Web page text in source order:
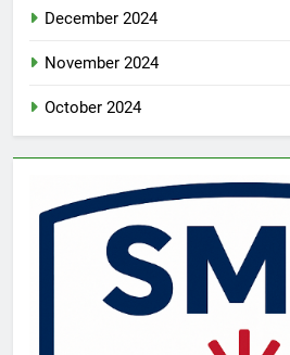
December 2024
November 2024
October 2024